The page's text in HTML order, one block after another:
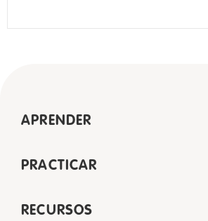
APRENDER
PRACTICAR
RECURSOS